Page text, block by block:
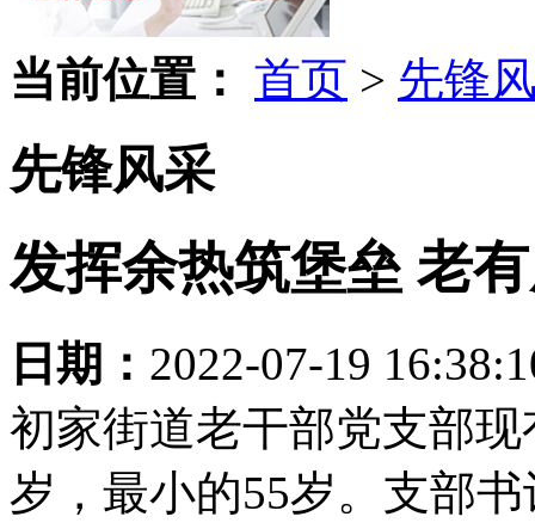
当前位置： 首页 > 先锋
先锋风采
发挥余热筑堡垒 老
日期： 2022-07-19
初家街道老干部党支部
岁，最小的55岁。支部